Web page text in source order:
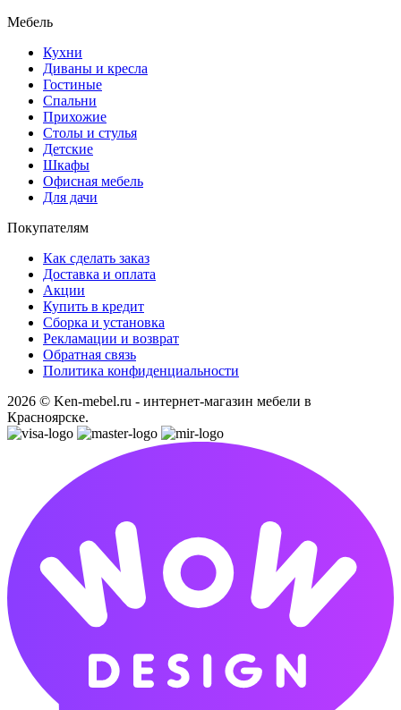
Мебель
Кухни
Диваны и кресла
Гостиные
Спальни
Прихожие
Столы и стулья
Детские
Шкафы
Офисная мебель
Для дачи
Покупателям
Как сделать заказ
Доставка и оплата
Акции
Купить в кредит
Сборка и установка
Рекламации и возврат
Обратная связь
Политика конфиденциальности
2026 © Ken-mebel.ru - интернет-магазин мебели в
Красноярске.